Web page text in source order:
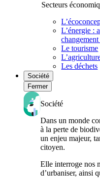
Secteurs
L’énergie :
Le tourisme
Les déchets
Société
Fermer
Société
Dans un monde
à la perte de
un enjeu majeur,
citoyen.
Elle interroge nos
d’urbaniser, ainsi